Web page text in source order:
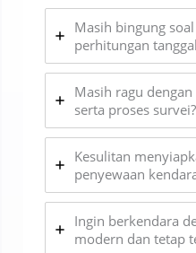
Masih bingung
perhitungan
Masih ragu
serta proses survei?
Kesulitan
penyewaan
Ingin berkendara
modern dan tetap